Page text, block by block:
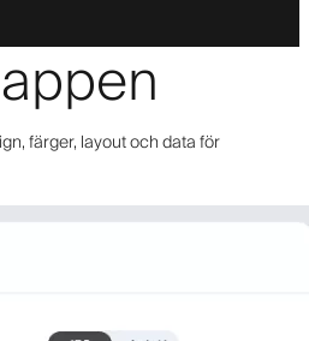
färger, layout och data för